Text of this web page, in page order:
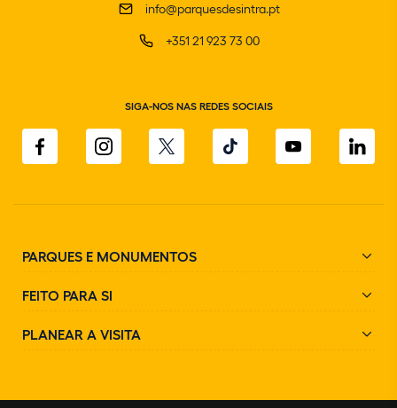
info@parquesdesintra.pt
+351 21 923 73 00
SIGA-NOS NAS REDES SOCIAIS
PARQUES E MONUMENTOS
FEITO PARA SI
PLANEAR A VISITA